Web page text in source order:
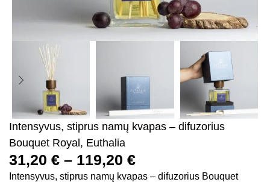
Intensyvus, stiprus namų kvapas – difuzorius
Bouquet Royal, Euthalia
31,20 € – 119,20 €
Intensyvus, stiprus namų kvapas – difuzorius Bouquet